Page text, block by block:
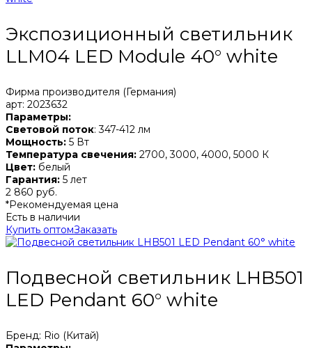
Экспозиционный светильник
LLM04 LED Module 40° white
Фирма производителя (Германия)
арт: 2023632
Параметры:
Световой поток: 347-412 лм
Мощность: 5 Вт
Температура свечения: 2700, 3000, 4000, 5000 К
Цвет: белый
Гарантия: 5 лет
2 860 руб.
*Рекомендуемая цена
Есть в наличии
Купить оптомЗаказать
Подвесной светильник LHB501
LED Pendant 60° white
Бренд: Rio (Китай)